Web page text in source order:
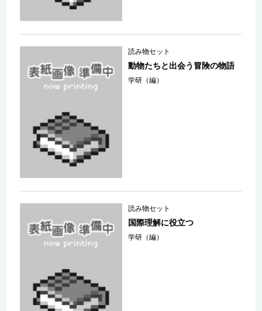
読み物セット
動物たちと出会う冒険の物語
学研（編）
読み物セット
国際理解に役立つ
学研（編）